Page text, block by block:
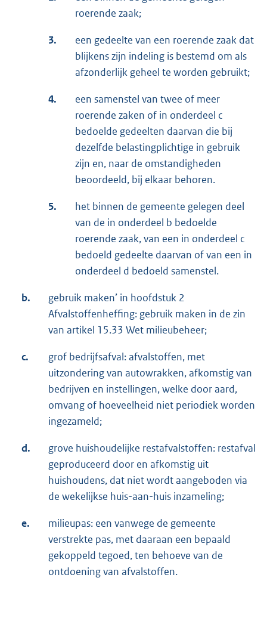
roerende zaak;
3.
een gedeelte van een roerende zaak dat
blijkens zijn indeling is bestemd om als
afzonderlijk geheel te worden gebruikt;
4.
een samenstel van twee of meer
roerende zaken of in onderdeel c
bedoelde gedeelten daarvan die bij
dezelfde belastingplichtige in gebruik
zijn en, naar de omstandigheden
beoordeeld, bij elkaar behoren.
5.
het binnen de gemeente gelegen deel
van de in onderdeel b bedoelde
roerende zaak, van een in onderdeel c
bedoeld gedeelte daarvan of van een in
onderdeel d bedoeld samenstel.
b.
gebruik maken’ in hoofdstuk 2
Afvalstoffenheffing: gebruik maken in de zin
van artikel 15.33 Wet milieubeheer;
c.
grof bedrijfsafval: afvalstoffen, met
uitzondering van autowrakken, afkomstig van
bedrijven en instellingen, welke door aard,
omvang of hoeveelheid niet periodiek worden
ingezameld;
d.
grove huishoudelijke restafvalstoffen: restafval
geproduceerd door en afkomstig uit
huishoudens, dat niet wordt aangeboden via
de wekelijkse huis-aan-huis inzameling;
e.
milieupas: een vanwege de gemeente
verstrekte pas, met daaraan een bepaald
gekoppeld tegoed, ten behoeve van de
ontdoening van afvalstoffen.